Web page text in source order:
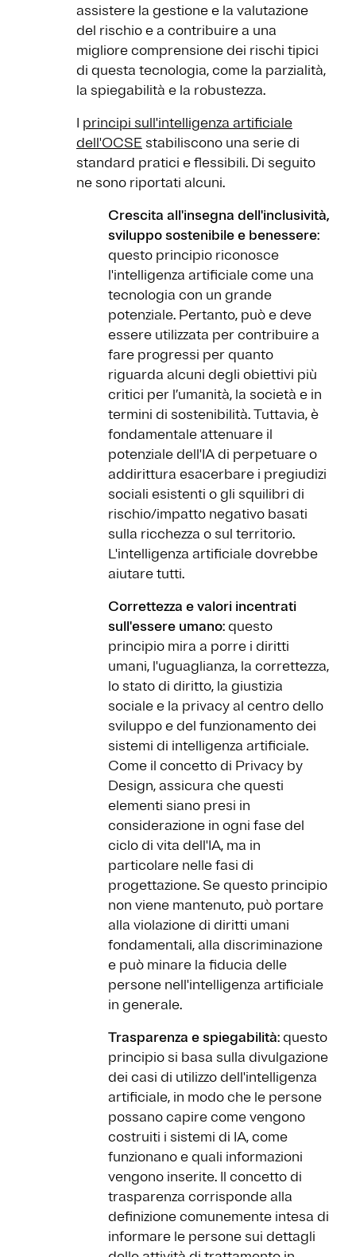
assistere la gestione e la valutazione
del rischio e a contribuire a una
migliore comprensione dei rischi tipici
di questa tecnologia, come la parzialità,
la spiegabilità e la robustezza.
I principi sull'intelligenza artificiale
dell'OCSE stabiliscono una serie di
standard pratici e flessibili. Di seguito
ne sono riportati alcuni.
Crescita all'insegna dell'inclusività,
sviluppo sostenibile e benessere:
questo principio riconosce
l'intelligenza artificiale come una
tecnologia con un grande
potenziale. Pertanto, può e deve
essere utilizzata per contribuire a
fare progressi per quanto
riguarda alcuni degli obiettivi più
critici per l’umanità, la società e in
termini di sostenibilità. Tuttavia, è
fondamentale attenuare il
potenziale dell'IA di perpetuare o
addirittura esacerbare i pregiudizi
sociali esistenti o gli squilibri di
rischio/impatto negativo basati
sulla ricchezza o sul territorio.
L'intelligenza artificiale dovrebbe
aiutare tutti.
Correttezza e valori incentrati
sull'essere umano: questo
principio mira a porre i diritti
umani, l'uguaglianza, la correttezza,
lo stato di diritto, la giustizia
sociale e la privacy al centro dello
sviluppo e del funzionamento dei
sistemi di intelligenza artificiale.
Come il concetto di Privacy by
Design, assicura che questi
elementi siano presi in
considerazione in ogni fase del
ciclo di vita dell'IA, ma in
particolare nelle fasi di
progettazione. Se questo principio
non viene mantenuto, può portare
alla violazione di diritti umani
fondamentali, alla discriminazione
e può minare la fiducia delle
persone nell'intelligenza artificiale
in generale.
Trasparenza e spiegabilità: questo
principio si basa sulla divulgazione
dei casi di utilizzo dell'intelligenza
artificiale, in modo che le persone
possano capire come vengono
costruiti i sistemi di IA, come
funzionano e quali informazioni
vengono inserite. Il concetto di
trasparenza corrisponde alla
definizione comunemente intesa di
informare le persone sui dettagli